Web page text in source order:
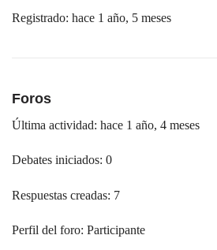
Registrado: hace 1 año, 5 meses
Foros
Última actividad: hace 1 año, 4 meses
Debates iniciados: 0
Respuestas creadas: 7
Perfil del foro: Participante